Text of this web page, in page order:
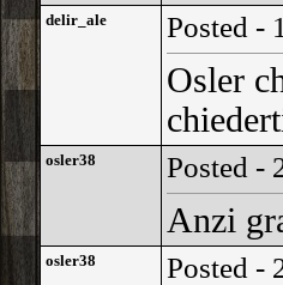
delir_ale Posted -
Osler
osler38 Posted -
Anzi
osler38 Posted -